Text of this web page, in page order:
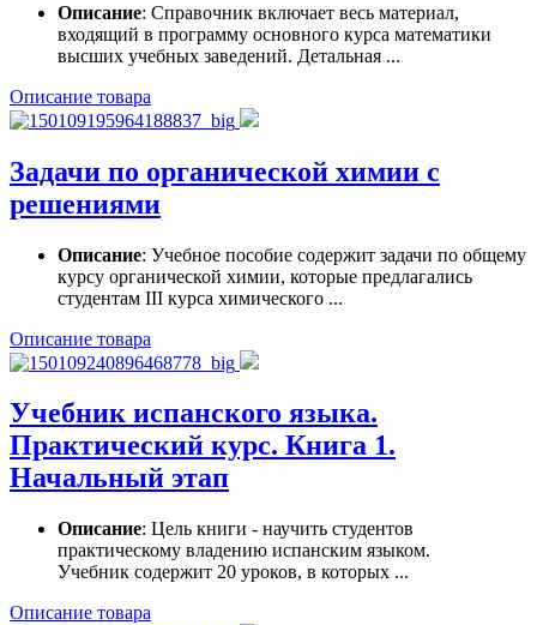
Описание: Справочник включает весь материал,
входящий в программу основного курса математики
высших учебных заведений. Детальная ...
Описание товара
Задачи по органической химии с
решениями
Описание: Учебное пособие содержит задачи по общему
курсу органической химии, которые предлагались
студентам III курса химического ...
Описание товара
Учебник испанского языка.
Практический курс. Книга 1.
Начальный этап
Описание: Цель книги - научить студентов
практическому владению испанским языком.
Учебник содержит 20 уроков, в которых ...
Описание товара